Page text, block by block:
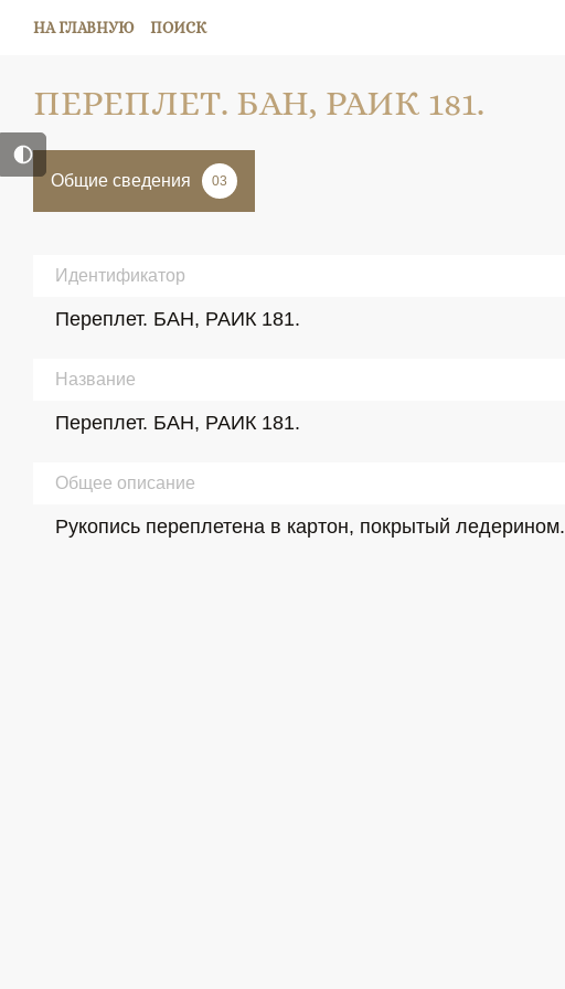
НА ГЛАВНУЮ ПОИСК
ПЕРЕПЛЕТ. БАН, РАИК 181.
Общие сведения 03
Идентификатор
Переплет. БАН, РАИК 181.
Название
Переплет. БАН, РАИК 181.
Общее описание
Рукопись переплетена в картон, покрытый ледерином.